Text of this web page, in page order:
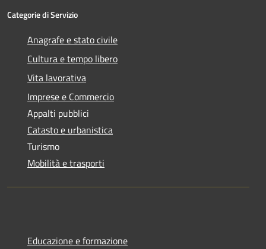
Categorie di Servizio
Anagrafe e stato civile
Cultura e tempo libero
Vita lavorativa
Imprese e Commercio
Appalti pubblici
Catasto e urbanistica
Turismo
Mobilità e trasporti
Educazione e formazione